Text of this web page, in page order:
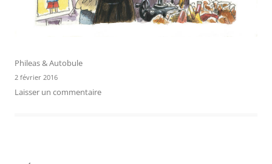
Phileas & Autobule
2 février 2016
Laisser un commentaire